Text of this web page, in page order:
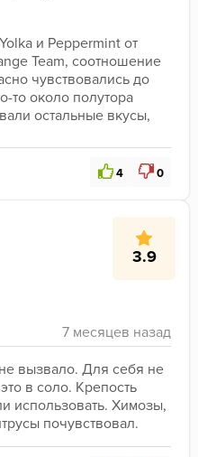
и Peppermint от
Team, соотношение
чувствовались до
то около полутора
остальные вкусы,
4 0
3.9
вызвало. Для себя не
в соло. Крепость
использовать. Химозы,
почувствовал.